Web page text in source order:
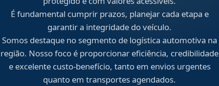
É fundamental cumprir prazos, planejar cada etapa e
garantir a integridade do veículo.
Somos destaque no segmento de logística automotiva na
região. Nosso foco é proporcionar eficiência, credibilidade
e excelente custo-benefício, tanto em envios urgentes
quanto em transportes agendados.